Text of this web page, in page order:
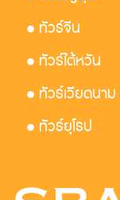
• ทัวร์จีน
• ทัวร์ไต้หวัน
• ทัวร์เวียดนาม
• ทัวร์ยุโรป